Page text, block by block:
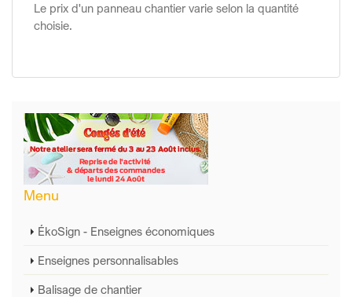
Le prix d'un panneau chantier varie selon la quantité
choisie.
Menu
ÉkoSign - Enseignes économiques
Enseignes personnalisables
Balisage de chantier